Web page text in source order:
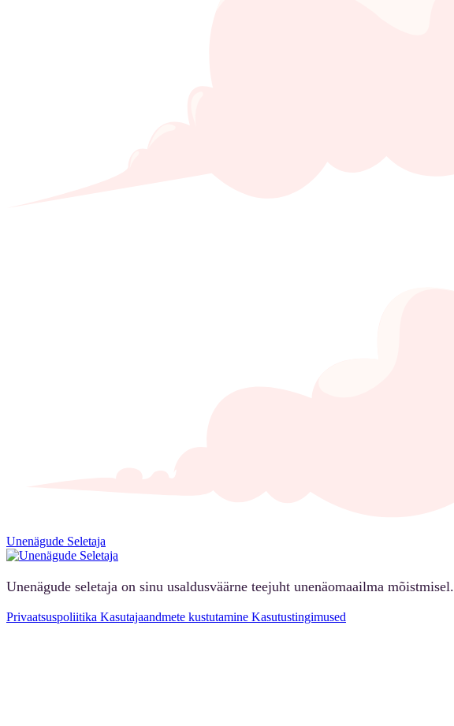
Unenägude Seletaja
Unenägude seletaja on sinu usaldusväärne teejuht unenäomaailma mõistmisel.
Privaatsuspoliitika Kasutajaandmete kustutamine Kasutustingimused